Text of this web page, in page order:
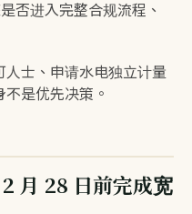
否进入完整合规流程、
士、申请水电独立计量
是优先决策。
月 28 日前完成宽